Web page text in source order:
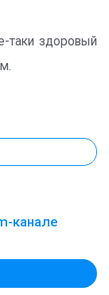
таки здоровый
канале